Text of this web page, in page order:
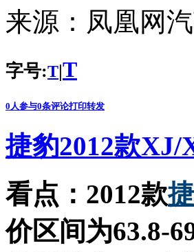
来源： 凤凰网
字号:T|T
0 人参与0条评论打印转发
捷豹2012款
看点：2012款
价区间为63.8-